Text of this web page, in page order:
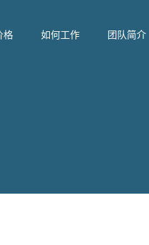
格 如何工作 团队简介